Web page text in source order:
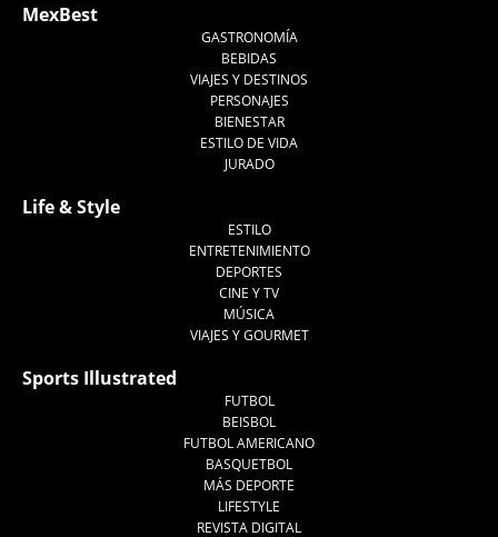
MexBest
GASTRONOMÍA
BEBIDAS
VIAJES Y DESTINOS
PERSONAJES
BIENESTAR
ESTILO DE VIDA
JURADO
Life & Style
ESTILO
ENTRETENIMIENTO
DEPORTES
CINE Y TV
MÚSICA
VIAJES Y GOURMET
Sports Illustrated
FUTBOL
BEISBOL
FUTBOL AMERICANO
BASQUETBOL
MÁS DEPORTE
LIFESTYLE
REVISTA DIGITAL